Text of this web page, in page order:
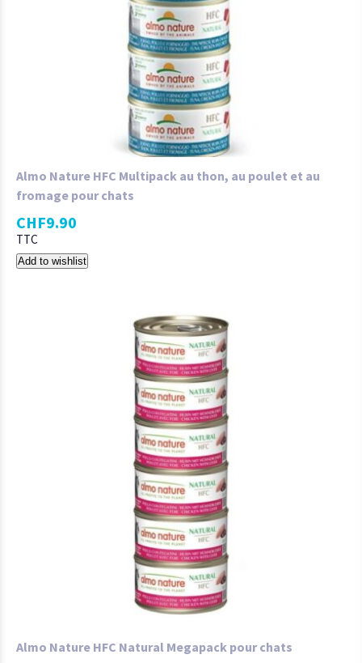
Almo Nature HFC Multipack au thon, au poulet et au
fromage pour chats
CHF9.90
TTC
Add to wishlist
Almo Nature HFC Natural Megapack pour chats